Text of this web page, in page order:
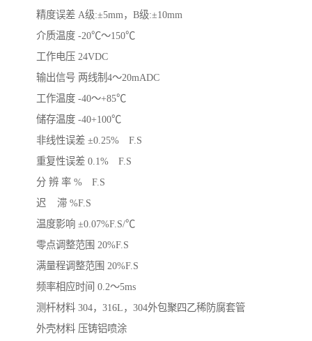
精度误差 A级:±5mm，B级:±10mm
介质温度 -20℃～150℃
工作电压 24VDC
输出信号 两线制4～20mADC
工作温度 -40～+85℃
储存温度 -40+100℃
非线性误差 ±0.25% F.S
重复性误差 0.1% F.S
分 辨 率 % F.S
迟 滞 %F.S
温度影响 ±0.07%F.S/℃
零点调整范围 20%F.S
满量程调整范围 20%F.S
频率相应时间 0.2～5ms
测杆材料 304，316L，304外包聚四乙稀防腐套管
外壳材料 压铸铝喷涂